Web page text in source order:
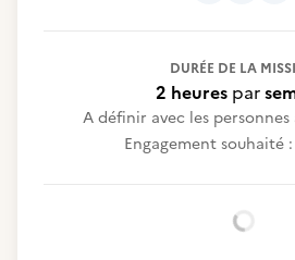
DURÉE DE LA
2 heurespar
A définir avec les
Engagement souhaité :